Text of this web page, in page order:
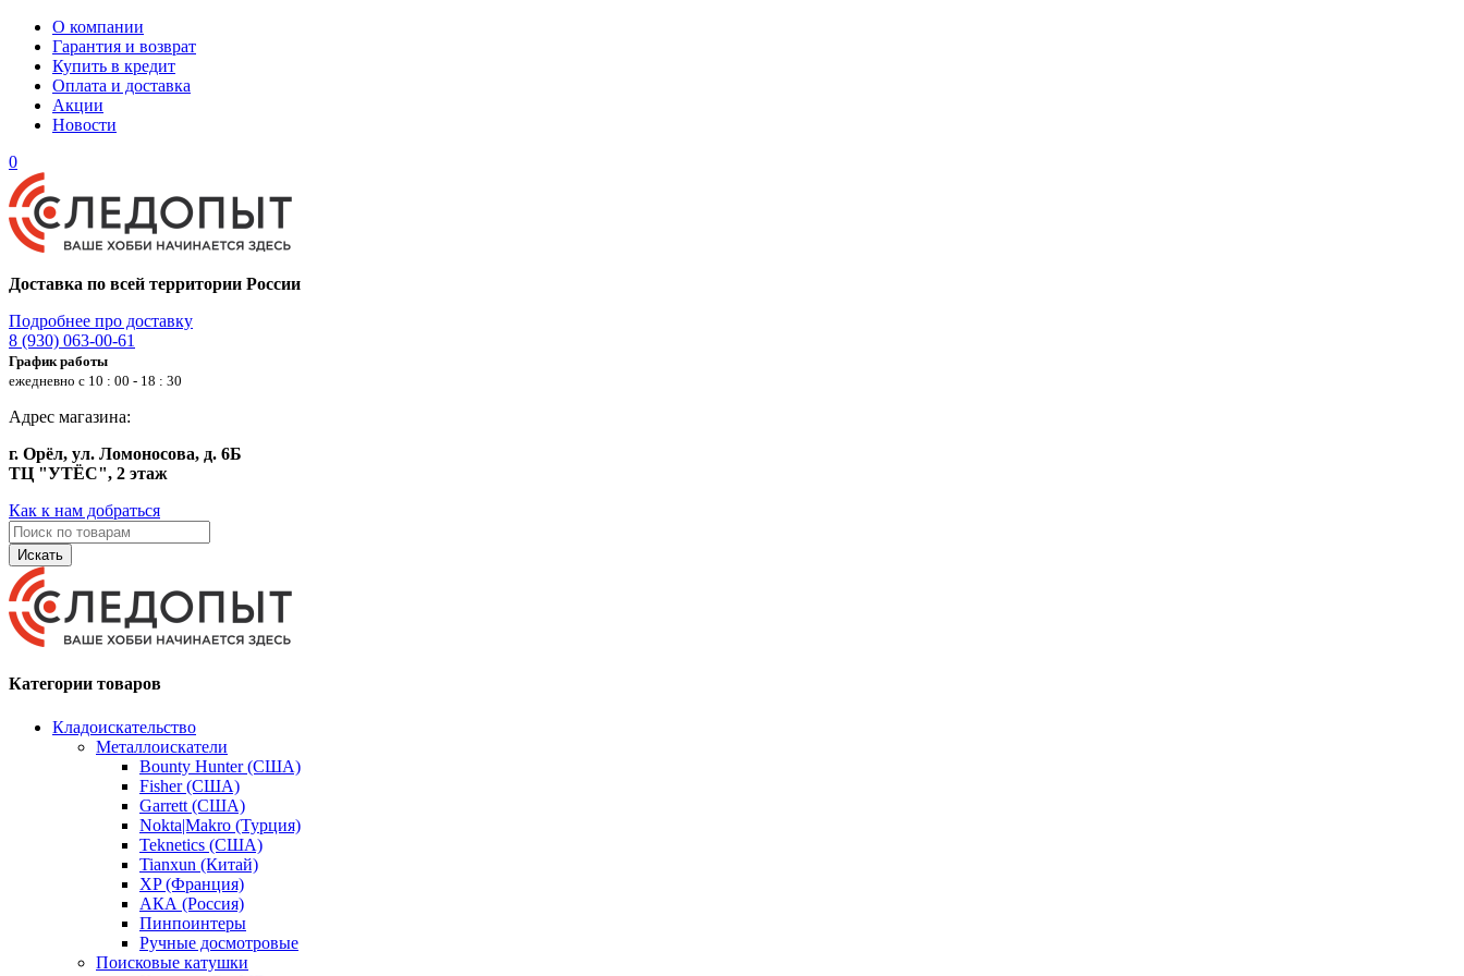
О компании
Гарантия и возврат
Купить в кредит
Оплата и доставка
Акции
Новости
0
Доставка по всей территории России
Подробнее про доставку
8 (930) 063-00-61
График работы
ежедневно с 10 : 00 - 18 : 30
Адрес магазина:
г. Орёл, ул. Ломоносова, д. 6Б
ТЦ "УТЁС", 2 этаж
Как к нам добраться
Искать
Категории товаров
Кладоискательство
Металлоискатели
Bounty Hunter (США)
Fisher (США)
Garrett (США)
Nokta|Makro (Турция)
Teknetics (США)
Tianxun (Китай)
XP (Франция)
АКА (Россия)
Пинпоинтеры
Ручные досмотровые
Поисковые катушки